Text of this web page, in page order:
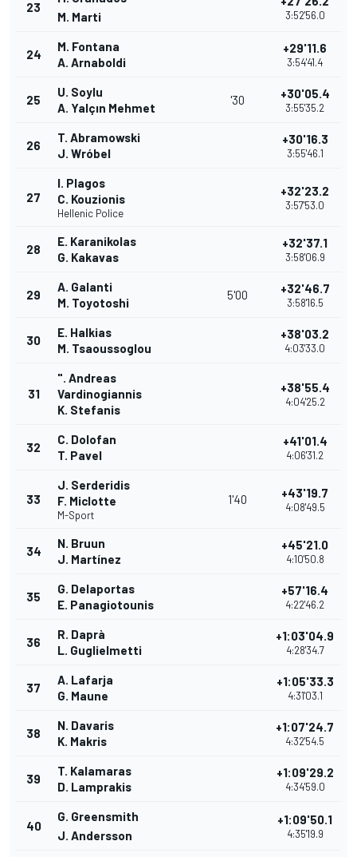
23
M. Marti
3:52'56.0
24
M. Fontana
A. Arnaboldi
+29'11.6
3:54'41.4
25
U. Soylu
A. Yalçın Mehmet
'30 +30'05.4
3:55'35.2
26
T. Abramowski
J. Wróbel
+30'16.3
3:55'46.1
27
I. Plagos
C. Kouzionis
Hellenic Police
+32'23.2
3:57'53.0
28
E. Karanikolas
G. Kakavas
+32'37.1
3:58'06.9
29
A. Galanti
M. Toyotoshi
5'00 +32'46.7
3:58'16.5
30
E. Halkias
M. Tsaoussoglou
+38'03.2
4:03'33.0
31
". Andreas
Vardinogiannis
K. Stefanis
+38'55.4
4:04'25.2
32
C. Dolofan
T. Pavel
+41'01.4
4:06'31.2
33
J. Serderidis
F. Miclotte
M-Sport
1'40 +43'19.7
4:08'49.5
34
N. Bruun
J. Martínez
+45'21.0
4:10'50.8
35
G. Delaportas
E. Panagiotounis
+57'16.4
4:22'46.2
36
R. Daprà
L. Guglielmetti
+1:03'04.9
4:28'34.7
37
A. Lafarja
G. Maune
+1:05'33.3
4:31'03.1
38
N. Davaris
K. Makris
+1:07'24.7
4:32'54.5
39
T. Kalamaras
D. Lamprakis
+1:09'29.2
4:34'59.0
40
G. Greensmith
J. Andersson
+1:09'50.1
4:35'19.9